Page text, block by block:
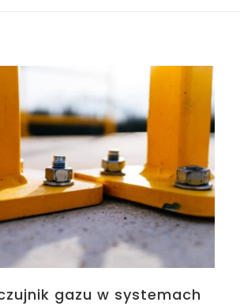
gazu w systemach